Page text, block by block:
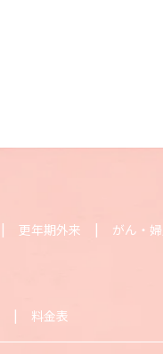
更年期外来 がん・
料金表